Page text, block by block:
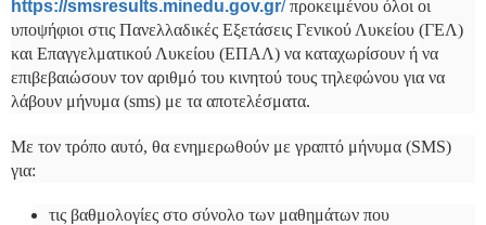
https://smsresults.minedu.gov.gr/προκειμένου όλοι οι
υποψήφιοι στις Πανελλαδικές Εξετάσεις Γενικού Λυκείου (ΓΕΛ)
και Επαγγελματικού Λυκείου (ΕΠΑΛ) να καταχωρίσουν ή να
επιβεβαιώσουν τον αριθμό του κινητού τους τηλεφώνου για να
λάβουν μήνυμα (sms) με τα αποτελέσματα.
Με τον τρόπο αυτό, θα ενημερωθούν με γραπτό μήνυμα (SMS)
για:
τις βαθμολογίες στο σύνολο των μαθημάτων που